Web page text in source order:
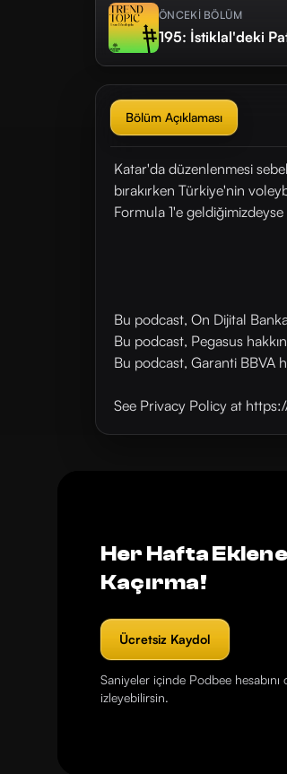
ÖNCEKİ BÖLÜM
195: İstiklal'deki
Bölüm Açıklaması
Katar'da düzenlenmesi
bırakırken Türkiye'nin
Formula 1'e geldiğimizdeyse
Bu podcast, On Dijital
Bu podcast, Pegasus
Bu podcast, Garanti BBVA
See Privacy Policy at
Her Hafta
Kaçırma!
Ücretsiz Kaydol
Saniyeler içinde Podbee
izleyebilirsin.